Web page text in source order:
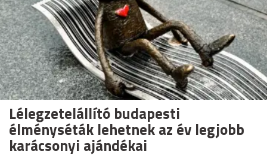
Lélegzetelállító budapesti
élményséták lehetnek az év legjobb
karácsonyi ajándékai